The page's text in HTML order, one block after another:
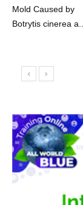
Mold Caused by
Botrytis cinerea a...